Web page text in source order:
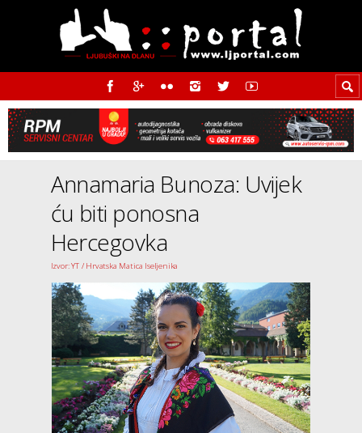
Annamaria Bunoza: Uvijek
ću biti ponosna
Hercegovka
Izvor: YT / Hrvatska Matica Iseljenika